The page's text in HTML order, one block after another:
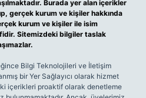
Burada yer alan içerikler
gerçek kurum ve kişiler hakkında
kurum ve kişiler ile isim
Sitemizdeki bilgiler taslak
Bilgi Teknolojileri ve İletişim
bir Yer Sağlayıcı olarak hizmet
içerikleri proaktif olarak denetleme